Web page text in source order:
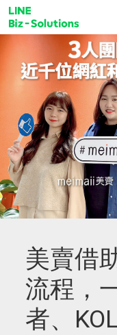
美賣借
流程，
者、